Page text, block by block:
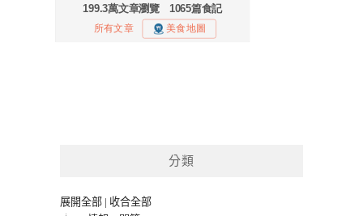
分類
展開全部 | 收合全部